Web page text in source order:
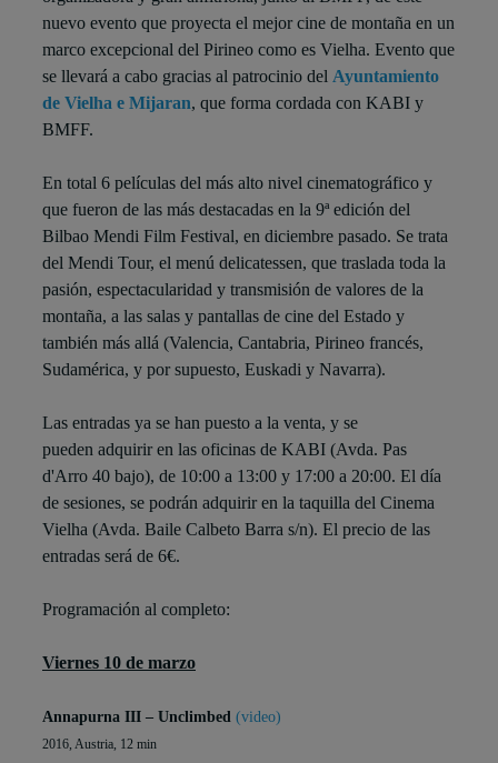
nuevo evento que proyecta el mejor cine de montaña en un
marco excepcional del Pirineo como es Vielha. Evento que
se llevará a cabo gracias al patrocinio del Ayuntamiento
de Vielha e Mijaran, que forma cordada con KABI y
BMFF.
En total 6 películas del más alto nivel cinematográfico y
que fueron de las más destacadas en la 9ª edición del
Bilbao Mendi Film Festival, en diciembre pasado. Se trata
del Mendi Tour, el menú delicatessen, que traslada toda la
pasión, espectacularidad y transmisión de valores de la
montaña, a las salas y pantallas de cine del Estado y
también más allá (Valencia, Cantabria, Pirineo francés,
Sudamérica, y por supuesto, Euskadi y Navarra).
Las entradas ya se han puesto a la venta, y se
pueden adquirir en las oficinas de KABI (Avda. Pas
d'Arro 40 bajo), de 10:00 a 13:00 y 17:00 a 20:00. El día
de sesiones, se podrán adquirir en la taquilla del Cinema
Vielha (Avda. Baile Calbeto Barra s/n). El precio de las
entradas será de 6€.
Programación al completo:
Viernes 10 de marzo
Annapurna III – Unclimbed (video)
2016, Austria, 12 min